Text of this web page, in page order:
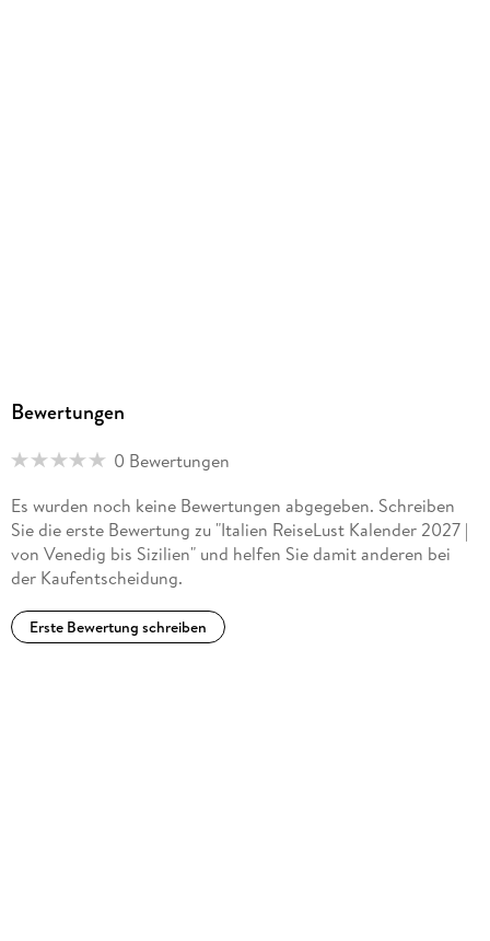
Bewertungen
0 Bewertungen
Es wurden noch keine Bewertungen abgegeben. Schreiben
Sie die erste Bewertung zu "Italien ReiseLust Kalender 2027 |
von Venedig bis Sizilien" und helfen Sie damit anderen bei
der Kaufentscheidung.
Erste Bewertung schreiben